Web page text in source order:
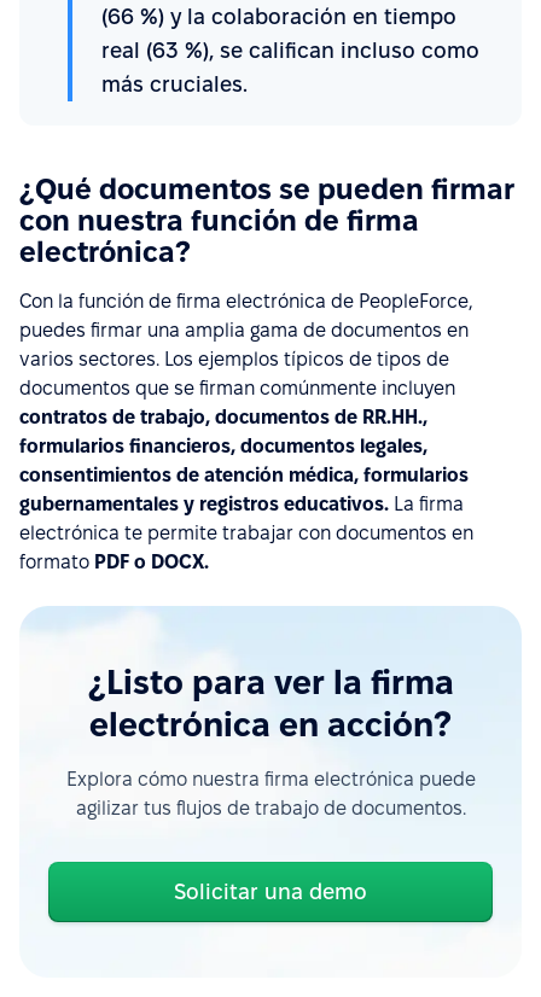
(66 %) y la colaboración en tiempo
real (63 %), se califican incluso como
más cruciales.
¿Qué documentos se pueden firmar
con nuestra función de firma
electrónica?
Con la función de firma electrónica de PeopleForce,
puedes firmar una amplia gama de documentos en
varios sectores. Los ejemplos típicos de tipos de
documentos que se firman comúnmente incluyen
contratos de trabajo, documentos de RR.HH.,
formularios financieros, documentos legales,
consentimientos de atención médica, formularios
gubernamentales y registros educativos. La firma
electrónica te permite trabajar con documentos en
formato PDF o DOCX.
¿Listo para ver la firma
electrónica en acción?
Explora cómo nuestra firma electrónica puede
agilizar tus flujos de trabajo de documentos.
Solicitar una demo